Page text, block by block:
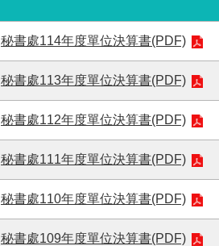
秘書處114年度單位決算書(PDF)
秘書處113年度單位決算書(PDF)
秘書處112年度單位決算書(PDF)
秘書處111年度單位決算書(PDF)
秘書處110年度單位決算書(PDF)
秘書處109年度單位決算書(PDF)